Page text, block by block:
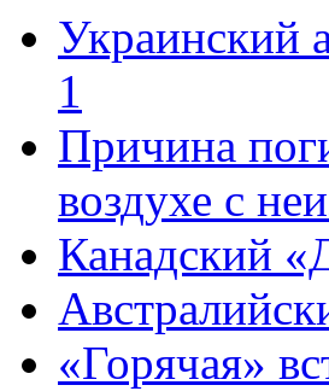
Украинский
1
Причина
воздухе с
Канадский
«Горячая»